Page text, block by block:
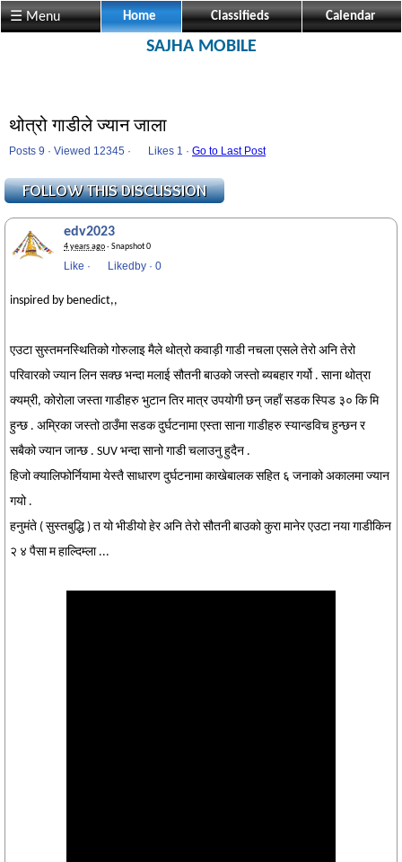
☰ Menu Home Classifieds Calendar
SAJHA MOBILE
थोत्रो गाडीले ज्यान जाला
Posts 9 · Viewed 12345 · Likes 1 · Go to Last Post
edv2023
4 years ago· Snapshot 0
Like · Likedby · 0
inspired by benedict,,
एउटा सुस्तमनस्थितिको गोरुलाइ मैले थोत्रो कवाड़ी गाडी नचला एसले तेरो अनि तेरो
परिवारको ज्यान लिन सक्छ भन्दा मलाई सौतनी बाउको जस्तो ब्यबहार गर्यो . साना थोत्रा
क्यम्री, कोरोला जस्ता गाडीहरु भुटान तिर मात्र उपयोगी छन् जहाँ सडक स्पिड ३० कि मि
हुन्छ . अम्रिका जस्तो ठाउँमा सडक दुर्घटनामा एस्ता साना गाडीहरु स्यान्डविच हुन्छन र
सबैको ज्यान जान्छ . SUV भन्दा सानो गाडी चलाउनु हुदैन .
हिजो क्यालिफोर्नियामा येस्तै साधारण दुर्घटनामा काखेबालक सहित ६ जनाको अकालमा ज्यान
गयो .
हनुमंते ( सुस्तबुद्धि ) त यो भीडीयो हेर अनि तेरो सौतनी बाउको कुरा मानेर एउटा नया गाडीकिन
२ ४ पैसा म हाल्दिम्ला ...